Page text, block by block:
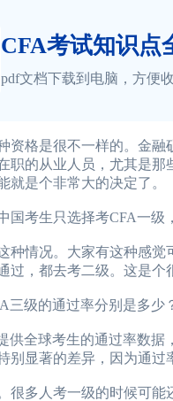
CFA考试知识点
pdf文档下载到电脑，方便
格是很不一样的。金融
职的从业人员，尤其是
就是个非常大的决定了。
考生只选择考CFA一级
情况。大家有这种感觉
过，都去考二级。这是个
级的通过率分别是多少
全球考生的通过率数据
别显著的差异，因为通过
多人考一级的时候可能